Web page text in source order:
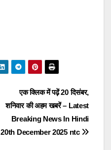
एक क्लिक में पढ़ें 20 दिसंबर,
शनिवार की अहम खबरें – Latest
Breaking News In Hindi
20th December 2025 ntc